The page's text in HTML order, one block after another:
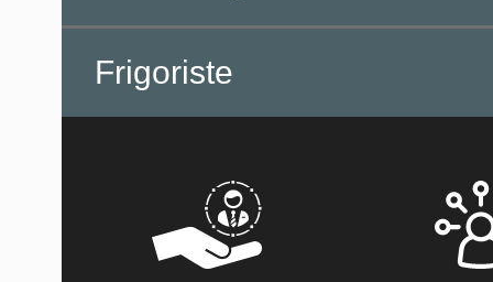
Frigoriste